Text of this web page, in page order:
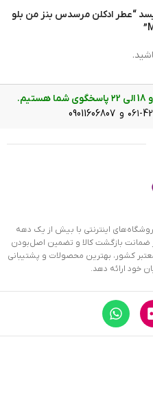
“عطر ادکلن مرسدس بنز من بلو
اینترنتی با بیش از یک دهه
با پایبندی به دو اصل کلیدی، ۷ روز ضمانت بازگشت کالا و تضمین اصل‌بودن
کشور، بهترین محصولات و پشتیبانی
خود ارائه دهد.